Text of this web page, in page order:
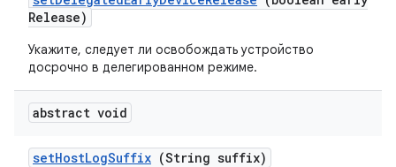
Release)
Укажите, следует ли освобождать устройство
досрочно в делегированном режиме.
abstract void
setHostLogSuffix (String suffix)